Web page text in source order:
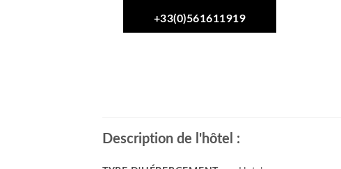
+33(0)561611919
Description de l'hôtel :